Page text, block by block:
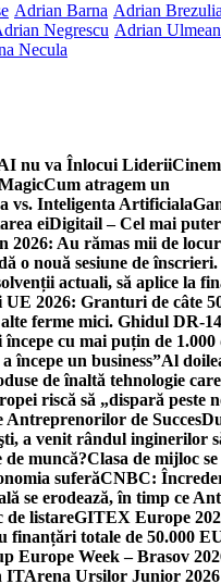
Adrian Barna Adrian
Negrescu Adrian
Necula
nu va Înlocui Liderii
Cum atragem un
vs. Inteligenta Artificiala
eiDigitail – Cel mai
2026: Au rămas mii de
o nouă sesiune de
actuali, să aplice la
2026: Granturi de câte
ferme mici. Ghidul DR-
cu mai puțin de 1.000
începe un business”Al
de înaltă tehnologie
riscă să „dispară peste
Antreprenorilor de Succes
a venit rândul inginerilor
muncă?Clasa de mijloc
suferăCNBC:
se erodează, în timp ce
de listareGITEX Europe
finanțări totale de 50.000
Europe Week – Brasov
ITArena Ursilor Junior